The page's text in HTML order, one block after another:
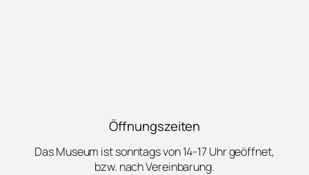
Öffnungszeiten
Das Museum ist sonntags von 14-17 Uhr geöffnet,
bzw. nach Vereinbarung.